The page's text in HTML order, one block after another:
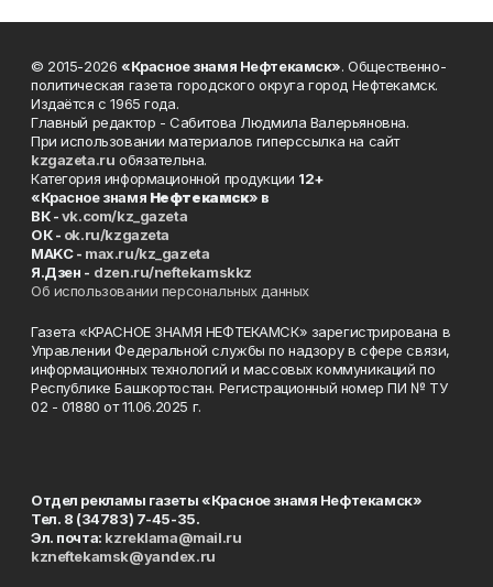
© 2015-2026 «Красное знамя Нефтекамск». Общественно-
политическая газета городского округа город Нефтекамск.
Издаётся с 1965 года.
Главный редактор - Сабитова Людмила Валерьяновна.
При использовании материалов гиперссылка на сайт
kzgazeta.ru обязательна.
Категория информационной продукции 12+
«Красное знамя Нефтекамск» в
ВК -vk.com/kz_gazeta
ОК - ok.ru/kzgazeta
MAKC - max.ru/kz_gazeta
Я.Дзен - dzen.ru/neftekamskkz
Об использовании персональных данных
Газета «КРАСНОЕ ЗНАМЯ НЕФТЕКАМСК» зарегистрирована в
Управлении Федеральной службы по надзору в сфере связи,
информационных технологий и массовых коммуникаций по
Республике Башкортостан. Регистрационный номер ПИ № ТУ
02 - 01880 от 11.06.2025 г.
Отдел рекламы газеты «Красное знамя Нефтекамск»
Тел. 8 (34783) 7-45-35.
Эл. почта: kzreklama@mail.ru
kzneftekamsk@yandex.ru